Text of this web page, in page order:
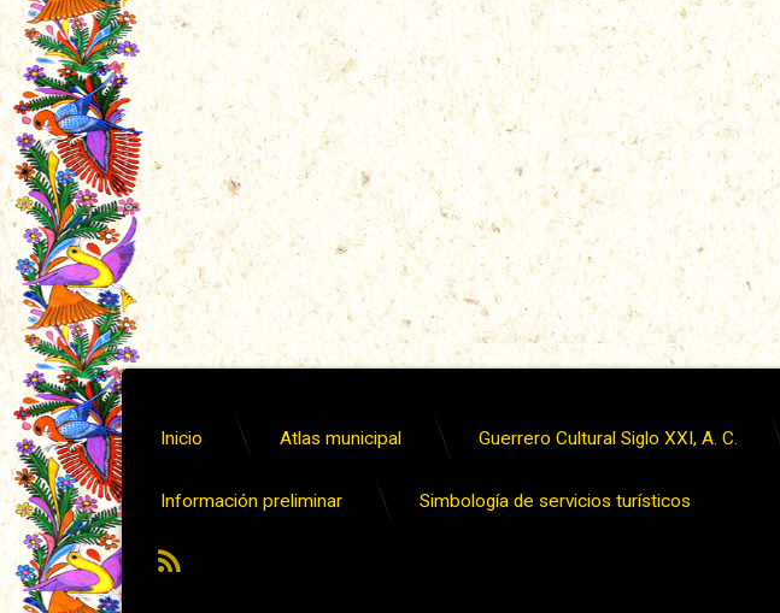
Inicio Atlas municipal Guerrero Cultural Siglo XXI, A. C.
Información preliminar Simbología de servicios turísticos
RSS